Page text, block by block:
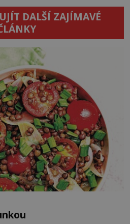
DALŠÍ ZAJÍMAVÉ